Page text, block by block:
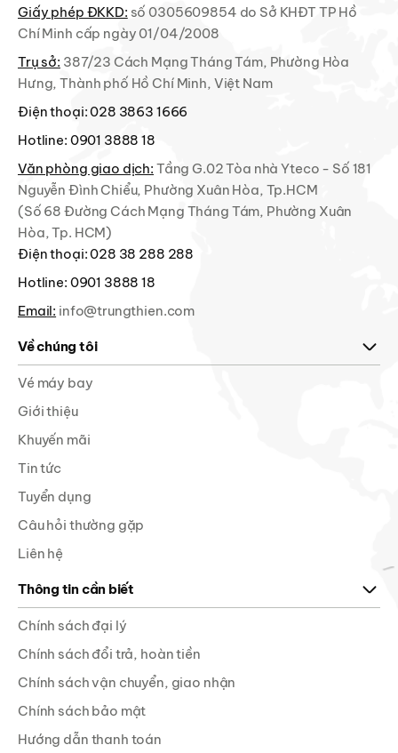
Giấy phép ĐKKD: số 0305609854 do Sở KHĐT TP Hồ
Chí Minh cấp ngày 01/04/2008
Trụ sở: 387/23 Cách Mạng Tháng Tám, Phường Hòa
Hưng, Thành phố Hồ Chí Minh, Việt Nam
Điện thoại:028 3863 1666
Hotline: 0901 3888 18
Văn phòng giao dịch: Tầng G.02 Tòa nhà Yteco - Số 181
Nguyễn Đình Chiểu, Phường Xuân Hòa, Tp.HCM
(Số 68 Đường Cách Mạng Tháng Tám, Phường Xuân
Hòa, Tp. HCM)
Điện thoại:028 38 288 288
Hotline: 0901 3888 18
Email: info@trungthien.com
Về chúng tôi
Vé máy bay
Giới thiệu
Khuyến mãi
Tin tức
Tuyển dụng
Câu hỏi thường gặp
Liên hệ
Thông tin cần biết
Chính sách đại lý
Chính sách đổi trả, hoàn tiền
Chính sách vận chuyển, giao nhận
Chính sách bảo mật
Hướng dẫn thanh toán